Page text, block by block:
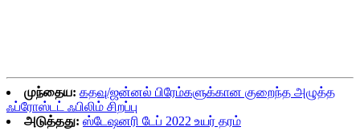
முந்தைய: கதவு/ஜன்னல் பிரேம்களுக்கான குறைந்த அழுத்த
ஃப்ரோஸ்டட் ஃபிலிம் சிறப்பு
அடுத்தது: ஸ்டேஷனரி டேப் 2022 உயர் தரம்